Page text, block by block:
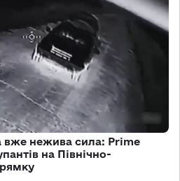
вже нежива сила: Prime
на Північно-